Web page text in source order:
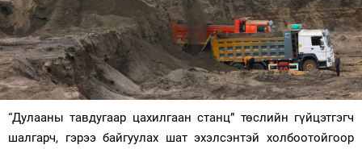
Нийгэм
Дэлхий
Энтертайнмэнт
Зурхай
“Дулааны тавдугаар цахилгаан станц” төслийн гүйцэтгэгч
шалгарч, гэрээ байгуулах шат эхэлсэнтэй холбоотойгоор